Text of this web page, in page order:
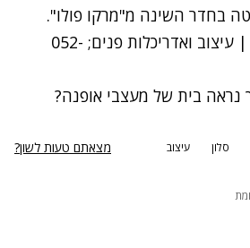
בחדר השינה מ"מרקו פולו".
| עיצוב ואדריכלות פנים ; 052-
נראה בית של מעצבי אופנה?
סלון עיצוב מצאתם טעות לשון?